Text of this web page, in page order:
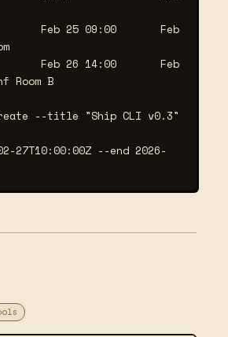
B
--title "Ship CLI v0.3"